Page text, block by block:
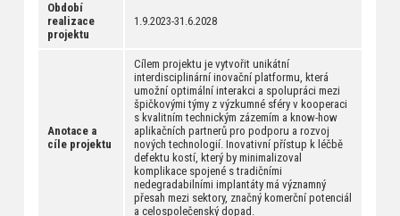
Období
realizace
projektu
1.9.2023-31.6.2028
Anotace a
cíle projektu
Cílem projektu je vytvořit unikátní
interdisciplinární inovační platformu, která
umožní optimální interakci a spolupráci mezi
špičkovými týmy z výzkumné sféry v kooperaci
s kvalitním technickým zázemím a know-how
aplikačních partnerů pro podporu a rozvoj
nových technologií. Inovativní přístup k léčbě
defektu kostí, který by minimalizoval
komplikace spojené s tradičními
nedegradabilními implantáty má významný
přesah mezi sektory, značný komerční potenciál
a celospolečenský dopad.